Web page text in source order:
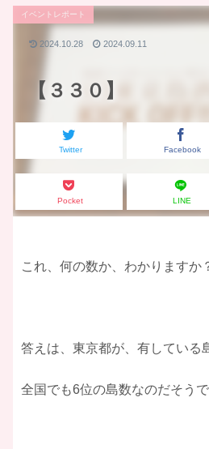
【３３０】
イベントレポート
Twitter Facebook
Pocket LINE
2024.10.28 2024.09.11
これ、何の数か、わかりますか
答えは、東京都が、有している
全国でも6位の島数なのだそう